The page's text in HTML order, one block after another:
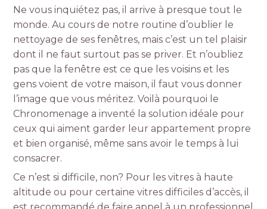
Ne vous inquiétez pas, il arrive à presque tout le
monde. Au cours de notre routine d’oublier le
nettoyage de ses fenêtres, mais c’est un tel plaisir
dont il ne faut surtout pas se priver. Et n’oubliez
pas que la fenêtre est ce que les voisins et les
gens voient de votre maison, il faut vous donner
l’image que vous méritez. Voilà pourquoi le
Chronomenage a inventé la solution idéale pour
ceux qui aiment garder leur appartement propre
et bien organisé, même sans avoir le temps à lui
consacrer.
Ce n’est si difficile, non? Pour les vitres à haute
altitude ou pour certaine vitres difficiles d’accès, il